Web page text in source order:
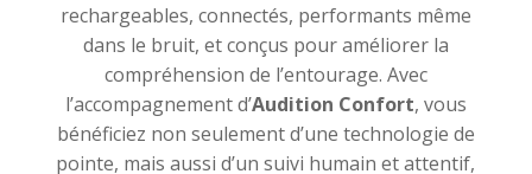
rechargeables, connectés, performants même
dans le bruit, et conçus pour améliorer la
compréhension de l’entourage. Avec
l’accompagnement d’Audition Confort, vous
bénéficiez non seulement d’une technologie de
pointe, mais aussi d’un suivi humain et attentif,